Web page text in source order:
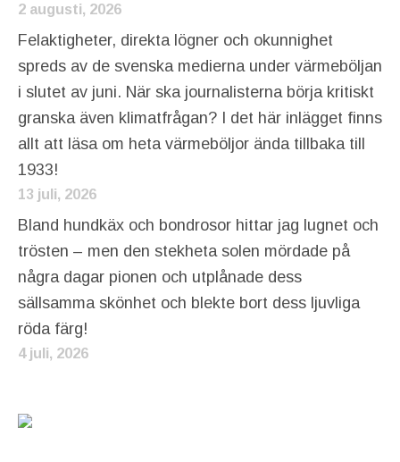
2 augusti, 2026
Felaktigheter, direkta lögner och okunnighet
spreds av de svenska medierna under värmeböljan
i slutet av juni. När ska journalisterna börja kritiskt
granska även klimatfrågan? I det här inlägget finns
allt att läsa om heta värmeböljor ända tillbaka till
1933!
13 juli, 2026
Bland hundkäx och bondrosor hittar jag lugnet och
trösten – men den stekheta solen mördade på
några dagar pionen och utplånade dess
sällsamma skönhet och blekte bort dess ljuvliga
röda färg!
4 juli, 2026